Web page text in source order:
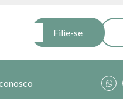
Filie-se